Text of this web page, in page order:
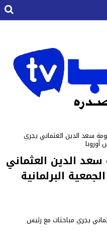
سعد الدين العثماني يجري
أوروبا
الدين العثماني
البرلمانية